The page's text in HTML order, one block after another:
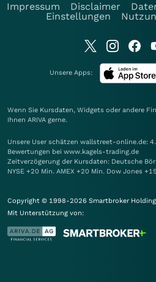
Impressum
Disclaimer
Einstellungen
Unsere Apps:
Wenn Sie Kursdaten, Widgets oder andere
Ihnen ARIVA gerne.
Unsere User schätzen wallstreet-online.de:
Bewertungen bei www.kagels-trading.de
Zeitverzögerung der Kursdaten: Deutsche
NYSE +20 Min. AMEX +20 Min. Dow Jones
Copyright © 1998-2026 Smartbroker
Mit Unterstützung von: